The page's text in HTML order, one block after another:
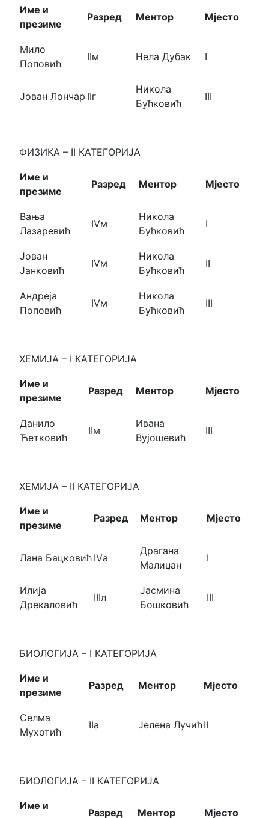
Име и
презиме
Разред Ментор Мјесто
Мило
Поповић
IIм Нела Дубак I
Јован Лончар IIг
Никола
Бућковић
III
ФИЗИКА – II КАТЕГОРИЈА
Име и
презиме
Разред Ментор Мјесто
Вања
Лазаревић
IVм
Никола
Бућковић
I
Јован
Јанковић
IVм
Никола
Бућковић
II
Андреја
Поповић
IVм
Никола
Бућковић
III
ХЕМИЈА – I КАТЕГОРИЈА
Име и
презиме
Разред Ментор Мјесто
Данило
Ћетковић
IIм
Ивана
Вујошевић
III
ХЕМИЈА – II КАТЕГОРИЈА
Име и
презиме
Разред Ментор Мјесто
Лана Бацковић IVа
Драгана
Малиџан
I
Илија
Дрекаловић
IIIл
Јасмина
Бошковић
III
БИОЛОГИЈА – I КАТЕГОРИЈА
Име и
презиме
Разред Ментор Мјесто
Селма
Мухотић
IIа Јелена ЛучићII
БИОЛОГИЈА – II КАТЕГОРИЈА
Име и
Разред Ментор Мјесто